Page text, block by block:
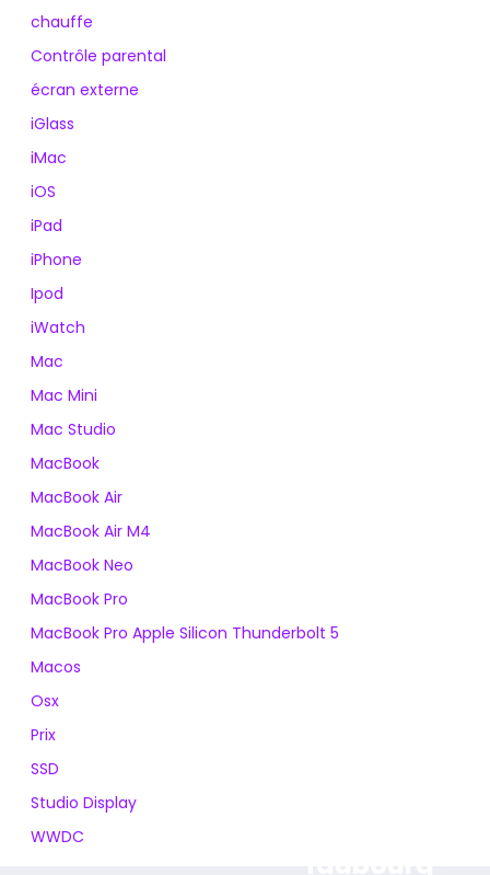
chauffe
Contrôle parental
écran externe
iGlass
iMac
iOS
iPad
iPhone
Ipod
iWatch
Mac
Mac Mini
Mac Studio
MacBook
MacBook Air
MacBook Air M4
MacBook Neo
MacBook Pro
MacBook Pro Apple Silicon Thunderbolt 5
Macos
Osx
Prix
SSD
Studio Display
WWDC